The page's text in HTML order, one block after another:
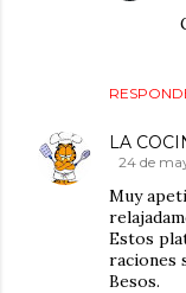
LA
24 de
Muy
Estos
raciones
Besos.